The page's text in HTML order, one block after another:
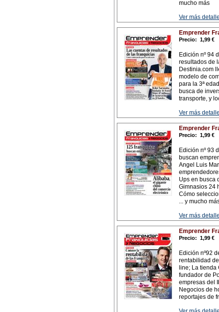
mucho más
Ver más
Emprender
Precio: 1,99 €
Edición nº 94
resultados de
Destinia.com
modelo de
para la 3ª
busca de
transporte, y
Ver más
Emprender
Precio: 1,99 €
Edición nº 93
buscan
Angel Luis
Ups en busca
Gimnasios 24
Cómo
... y mucho
Ver más
Emprender
Precio: 1,99 €
Edición nº92
rentabilidad
line; La tienda
fundador de
empresas del
Negocios de
reportajes de